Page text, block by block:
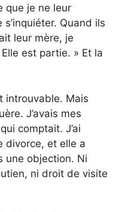
que je ne leur
Quand ils
leur mère, je
est partie. » Et la
introuvable. Mais
J’avais mes
comptait. J’ai
divorce, et elle a
une objection. Ni
ni droit de visite